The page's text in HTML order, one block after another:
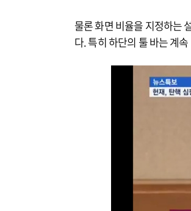
물론 화면 비율을 지정하는
다. 특히 하단의 툴 바는 계